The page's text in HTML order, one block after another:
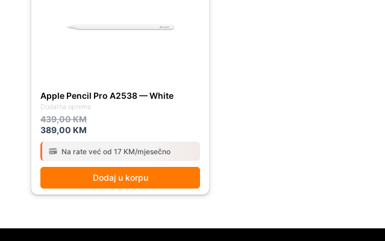
Dodatna oprema
Apple Pencil Pro A2538 — White
439,00KM
389,00 KM
Na rate već od 17 KM/mjesečno
Dodaj u korpu